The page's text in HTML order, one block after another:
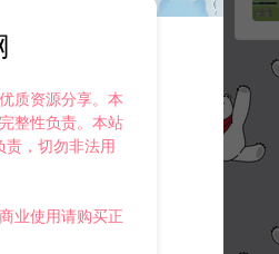
质资源分享。本
整性负责。本站
责，切勿非法用
业使用请购买正